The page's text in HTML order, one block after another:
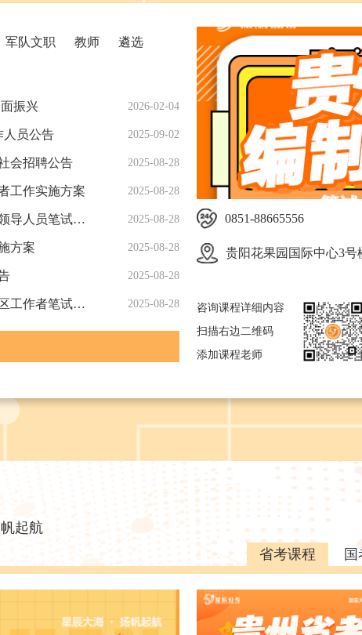
军队文职 教师 遴选
振兴 2026-02-04
人员公告 2025-09-02
会招聘公告 2025-08-28
工作实施方案 2025-08-28
贵阳国家高新区2025年公开选聘区管国有企业领导人员笔试成绩排名、笔试合格分数线及资格复审公告 2025-08-28
方案 2025-08-28
2025-08-28
毕节市大方县2025年面向社会公开选聘城市社区工作者笔试成绩公示 2025-08-28
0851-88665556
贵阳花果园国际中心3号
咨询课程详细内容
扫描右边二维码
添加课程老师
起航
省考课程